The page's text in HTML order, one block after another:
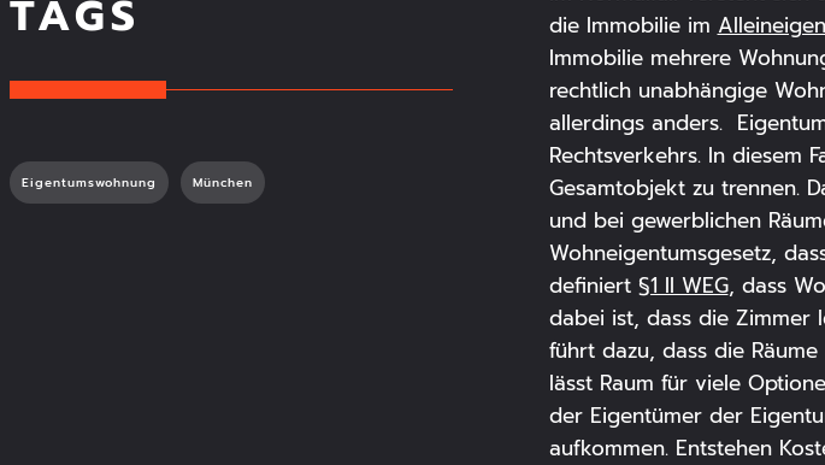
KAUFPREIS
TAGS
Eigentumswohnung München
die Immobilie im
Immobilie mehrere
rechtlich unabhängige
allerdings anders.
Rechtsverkehrs. In diesem
Gesamtobjekt zu trennen.
und bei gewerblichen
Wohneigentumsgesetz,
definiert §1 II WEG, dass
dabei ist, dass die Zimmer
führt dazu, dass die
lässt Raum für viele
der Eigentümer der
aufkommen. Entstehen